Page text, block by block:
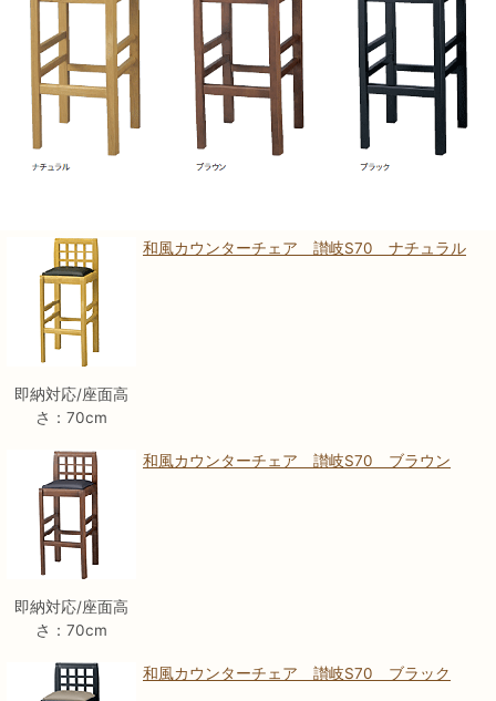
即納対応/座面高
さ：70cm
和風カウンターチェア 讃岐S70 ナチュラル
即納対応/座面高
さ：70cm
和風カウンターチェア 讃岐S70 ブラウン
和風カウンターチェア 讃岐S70 ブラック